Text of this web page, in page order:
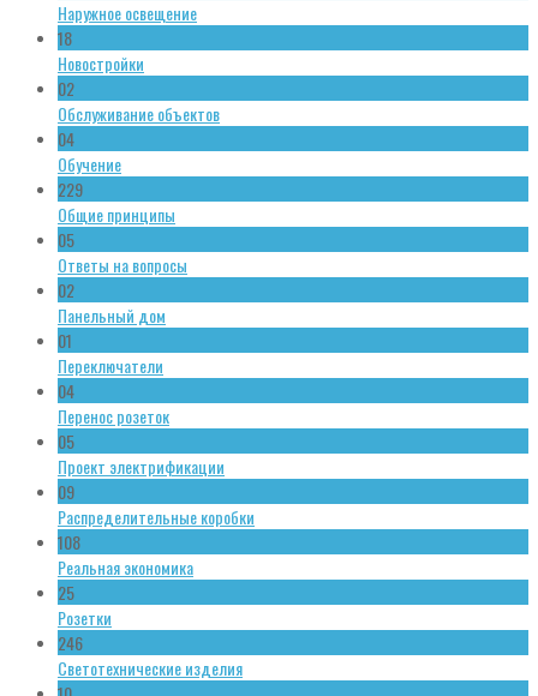
Наружное освещение
18
Новостройки
02
Обслуживание объектов
04
Обучение
229
Общие принципы
05
Ответы на вопросы
02
Панельный дом
01
Переключатели
04
Перенос розеток
05
Проект электрификации
09
Распределительные коробки
108
Реальная экономика
25
Розетки
246
Светотехнические изделия